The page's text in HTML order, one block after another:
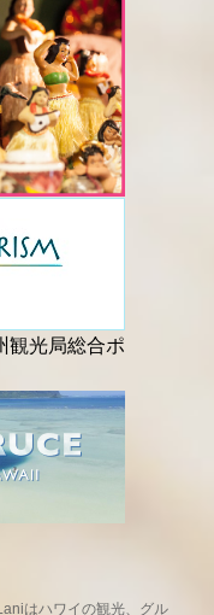
はハワイの観光、グル